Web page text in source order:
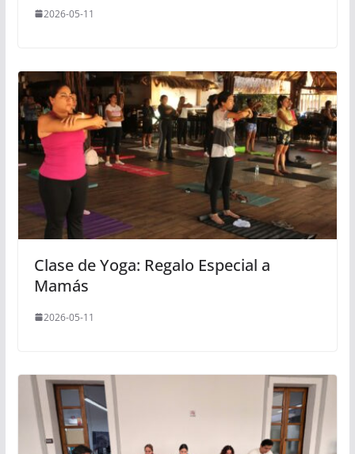
2026-05-11
Clase de Yoga: Regalo Especial a
Mamás
2026-05-11